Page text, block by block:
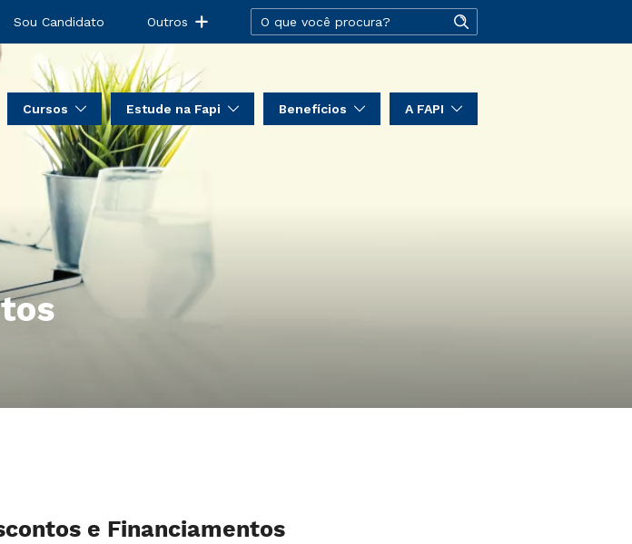
Sou Candidato Outros
Cursos Estude na Fapi Benefícios A FAPI
e Financiamentos